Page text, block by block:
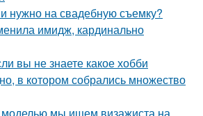
нужно на свадебную съемку?
имидж, кардинально
вы не знаете какое хобби
в котором собрались множество